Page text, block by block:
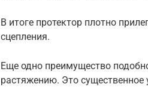
В итоге протектор плотно
сцепления.
Еще одно преимущество
растяжению. Это